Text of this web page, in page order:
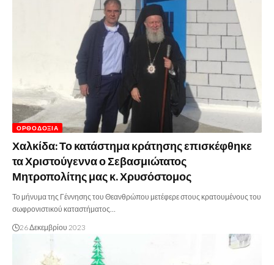
ΟΡΘΟΔΟΞΊΑ
Χαλκίδα: Το κατάστημα κράτησης επισκέφθηκε
τα Χριστούγεννα ο Σεβασμιώτατος
Μητροπολίτης μας κ. Χρυσόστομος
Το μήνυμα της Γέννησης του Θεανθρώπου μετέφερε στους κρατουμένους του
σωφρονιστικού καταστήματος…
26 Δεκεμβρίου 2023